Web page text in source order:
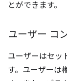
とができます。
ユーザー コ
ユーザーはセッ
す。ユーザーは